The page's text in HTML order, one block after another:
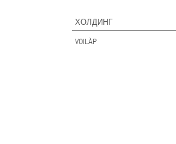
ХОЛДИНГ
VOILÀP